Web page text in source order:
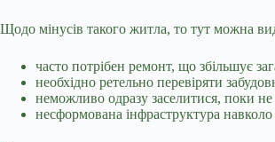
Щодо мінусів такого житла, то тут можна
часто потрібен ремонт, що збільшує
необхідно ретельно перевіряти
неможливо одразу заселитися, поки не
несформована інфраструктура